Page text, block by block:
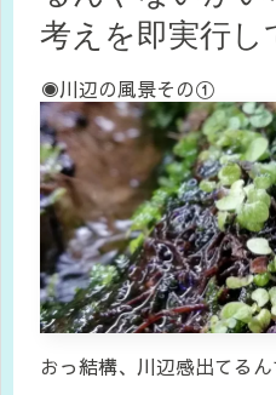
考えを即実行し
◉川辺の風景その①
おっ結構、川辺感出てるん